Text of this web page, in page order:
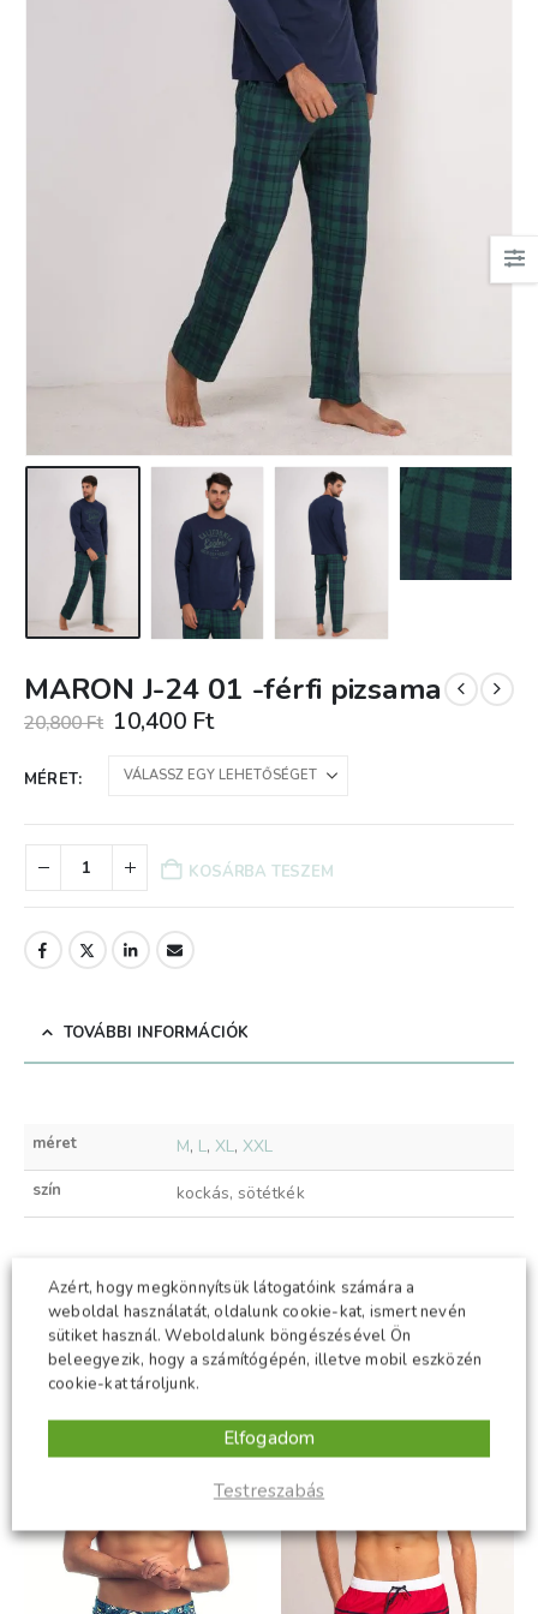
MARON J-24 01 -férfi pizsama
20,800Ft Original
price
was:
20,800 Ft.
10,400 FtCurrent
is:
10,400 Ft.
MÉRET
KOSÁRBA TESZEM
TOVÁBBI INFORMÁCIÓK
méret M, L, XL,XXL
szín kockás, sötétkék
Ha csipkés fehérnemű,
akkor nekem a Bonatti.
Mert gyönyörűek, mert
kényelmesek.
És az egyetlen hely, ahol
tanácsot kaptam!
KAPCSOLÓDÓ TERMÉKEK
ÚJ
-50% -50%
Azért, hogy megkönnyítsük látogatóink számára a
weboldal használatát, oldalunk cookie-kat, ismert nevén
sütiket használ. Weboldalunk böngészésével Ön
beleegyezik, hogy a számítógépén, illetve mobil eszközén
cookie-kat tároljunk.
Testreszabás
Elfogadom